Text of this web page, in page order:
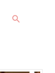
Rechercher